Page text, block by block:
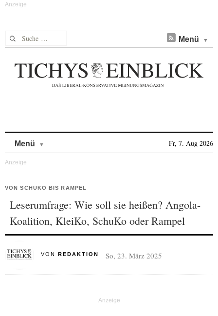
Suche nach: Menü
Menü Fr, 7. Aug 2026
VON SCHUKO BIS RAMPEL
Leserumfrage: Wie soll sie heißen? Angola-
Koalition, KleiKo, SchuKo oder Rampel
VON REDAKTION So, 23. März 2025